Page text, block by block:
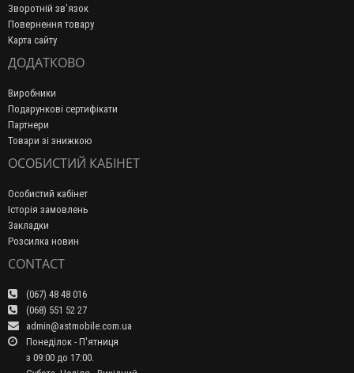
Зворотній зв’язок
Повернення товару
Карта сайту
ДОДАТКОВО
Виробники
Подарункові сертифікати
Партнери
Товари зі знижкою
ОСОБИСТИЙ КАБІНЕТ
Особистий кабінет
Історія замовлень
Закладки
Розсилка новин
CONTACT
(067) 48 48 016
(068) 551 52 27
admin@astmobile.com.ua
Понеділок - П'ятниця
з 09:00 до 17:00.